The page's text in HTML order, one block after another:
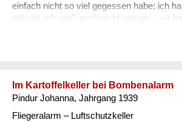
einfach nicht so viel gegessen habe; ich
gehabt, ich weiß auch nicht warum... wir
mithelfen müssen, den Hühnerstall
ähnliches haben wir immer machen
fragte, ob sie sich über etwas Bestimmtes
ist niemand gekommen.“ Dann meinte sie
„Ich war dauernd an der Mutter ihrem Kittel
S...
Im Kartoffelkeller bei Bombenalarm
Pindur Johanna, Jahrgang 1939
Fliegeralarm – Luftschutzkeller